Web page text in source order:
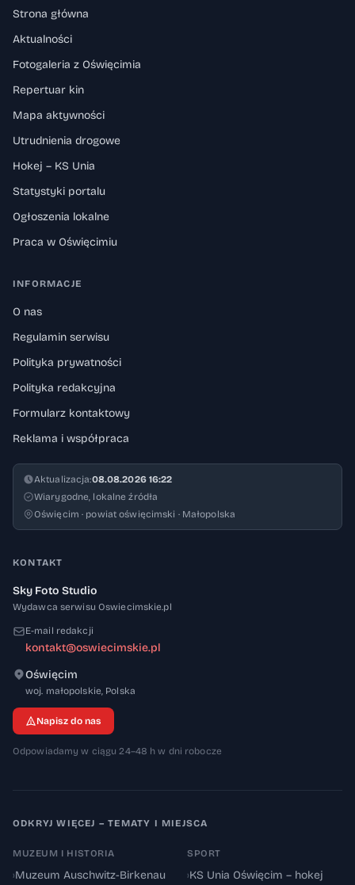
Strona główna
Aktualności
Fotogaleria z Oświęcimia
Repertuar kin
Mapa aktywności
Utrudnienia drogowe
Hokej – KS Unia
Statystyki portalu
Ogłoszenia lokalne
Praca w Oświęcimiu
INFORMACJE
O nas
Regulamin serwisu
Polityka prywatności
Polityka redakcyjna
Formularz kontaktowy
Reklama i współpraca
Aktualizacja:08.08.2026 16:22
Wiarygodne, lokalne źródła
Oświęcim · powiat oświęcimski · Małopolska
KONTAKT
Sky Foto Studio
Wydawca serwisu Oswiecimskie.pl
E-mail redakcji
kontakt@oswiecimskie.pl
Oświęcim
woj. małopolskie, 32-600
Polska
Napisz do nas
Odpowiadamy w ciągu 24–48 h w dni robocze
ODKRYJ WIĘCEJ – TEMATY I MIEJSCA
MUZEUM I HISTORIA
›Muzeum Auschwitz-Birkenau
SPORT
›KS Unia Oświęcim – hokej